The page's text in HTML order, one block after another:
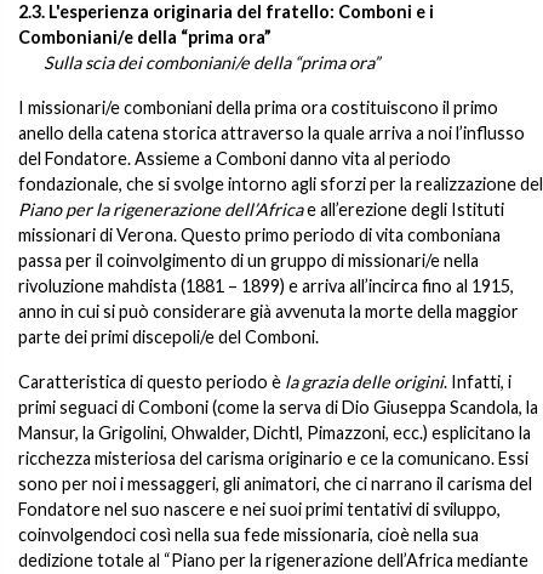
2.3. L'esperienza originaria del fratello: Comboni e i
Comboniani/e della “prima ora”
Sulla scia dei comboniani/e della “prima ora”
I missionari/e comboniani della prima ora costituiscono il primo
anello della catena storica attraverso la quale arriva a noi l’influsso
del Fondatore. Assieme a Comboni danno vita al periodo
fondazionale, che si svolge intorno agli sforzi per la realizzazione del
Piano per la rigenerazione dell’Africae all’erezione degli Istituti
missionari di Verona. Questo primo periodo di vita comboniana
passa per il coinvolgimento di un gruppo di missionari/e nella
rivoluzione mahdista (1881 – 1899) e arriva all’incirca fino al 1915,
anno in cui si può considerare già avvenuta la morte della maggior
parte dei primi discepoli/e del Comboni.
Caratteristica di questo periodo è la grazia delle origini. Infatti, i
primi seguaci di Comboni (come la serva di Dio Giuseppa Scandola, la
Mansur, la Grigolini, Ohwalder, Dichtl, Pimazzoni, ecc.) esplicitano la
ricchezza misteriosa del carisma originario e ce la comunicano. Essi
sono per noi i messaggeri, gli animatori, che ci narrano il carisma del
Fondatore nel suo nascere e nei suoi primi tentativi di sviluppo,
coinvolgendoci così nella sua fede missionaria, cioè nella sua
dedizione totale al “Piano per la rigenerazione dell’Africa mediante